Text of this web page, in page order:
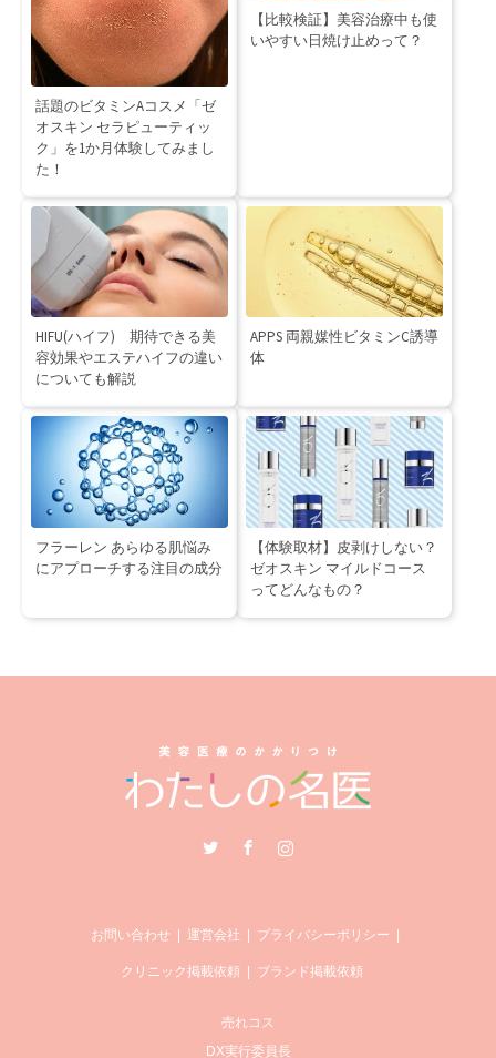
話題のビタミンAコスメ「ゼ
オスキン セラピューティッ
ク」を1か月体験してみまし
た！
【比較検証】美容治療中も使
いやすい日焼け止めって？
HIFU(ハイフ) 期待できる美
容効果やエステハイフの違い
についても解説
APPS 両親媒性ビタミンC誘導
体
フラーレン あらゆる肌悩み
にアプローチする注目の成分
【体験取材】皮剥けしない？
ゼオスキン マイルドコース
ってどんなもの？
Instagram
お問い合わせ 運営会社 プライバシーポリシー
クリニック掲載依頼 ブランド掲載依頼
売れコス
DX実行委員長